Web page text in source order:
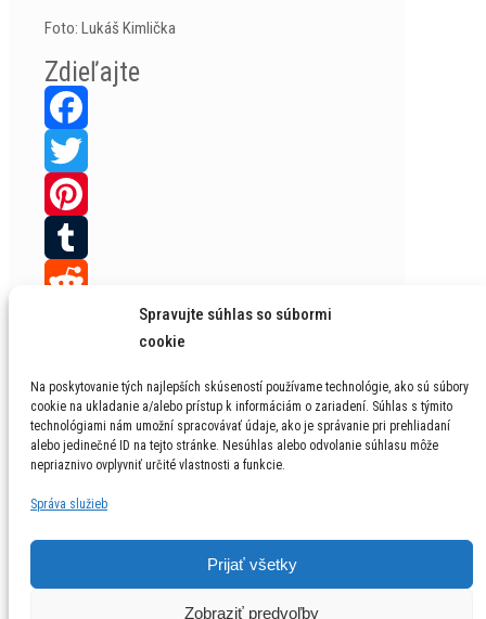
Spravujte súhlas so súbormi
cookie
Na poskytovanie tých najlepších skúseností používame technológie, ako sú súbory
cookie na ukladanie a/alebo prístup k informáciám o zariadení. Súhlas s týmito
technológiami nám umožní spracovávať údaje, ako je správanie pri prehliadaní
alebo jedinečné ID na tejto stránke. Nesúhlas alebo odvolanie súhlasu môže
nepriaznivo ovplyvniť určité vlastnosti a funkcie.
Správa služieb
Prijať všetky
Zobraziť predvoľby
Foto: Lukáš Kimlička
Zdieľajte
Facebook
Twitter
Pinterest
Tumblr
MySpace
© 1996 - 2026 LGM, s.r.o. Všetky práva vyhrdené /
All Rights Reserved
Ochrana osobných údajov